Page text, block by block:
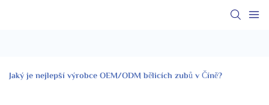
Jaký je nejlepší výrobce OEM/ODM bělicích zubů v Číně?